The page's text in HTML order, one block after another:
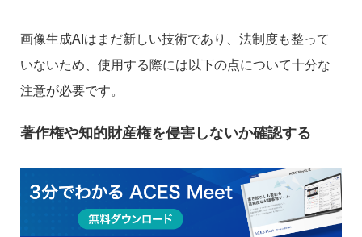
画像生成AIはまだ新しい技術であり、法制度も整って
いないため、使用する際には以下の点について十分な
注意が必要です。
著作権や知的財産権を侵害しないか確認する
画像生成AIは、インプットされた画像データやテキス
トを元に画像を作成します。著作権のある画像を学習
データとして使用する場合、AIに著作権が発生した